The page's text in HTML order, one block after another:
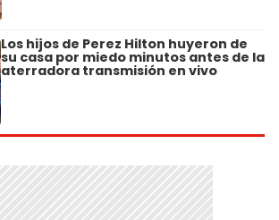
Los hijos de Perez Hilton huyeron de
su casa por miedo minutos antes de la
aterradora transmisión en vivo